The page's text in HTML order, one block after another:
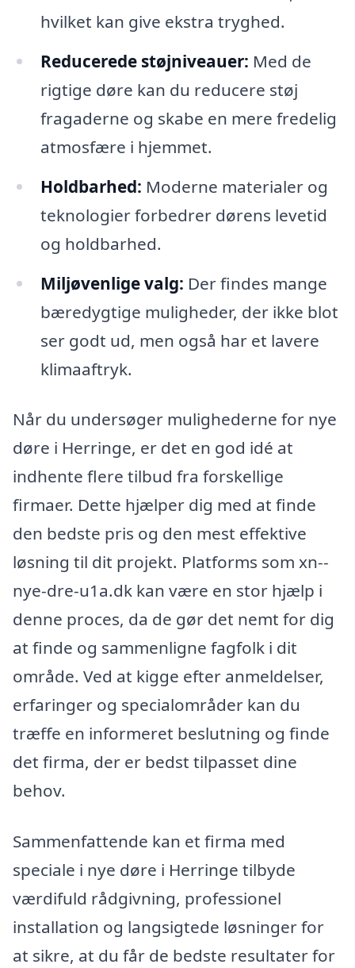
hvilket kan give ekstra tryghed.
Reducerede støjniveauer: Med de
rigtige døre kan du reducere støj
fragaderne og skabe en mere fredelig
atmosfære i hjemmet.
Holdbarhed: Moderne materialer og
teknologier forbedrer dørens levetid
og holdbarhed.
Miljøvenlige valg: Der findes mange
bæredygtige muligheder, der ikke blot
ser godt ud, men også har et lavere
klimaaftryk.
Når du undersøger mulighederne for nye
døre i Herringe, er det en god idé at
indhente flere tilbud fra forskellige
firmaer. Dette hjælper dig med at finde
den bedste pris og den mest effektive
løsning til dit projekt. Platforms som xn--
nye-dre-u1a.dk kan være en stor hjælp i
denne proces, da de gør det nemt for dig
at finde og sammenligne fagfolk i dit
område. Ved at kigge efter anmeldelser,
erfaringer og specialområder kan du
træffe en informeret beslutning og finde
det firma, der er bedst tilpasset dine
behov.
Sammenfattende kan et firma med
speciale i nye døre i Herringe tilbyde
værdifuld rådgivning, professionel
installation og langsigtede løsninger for
at sikre, at du får de bedste resultater for